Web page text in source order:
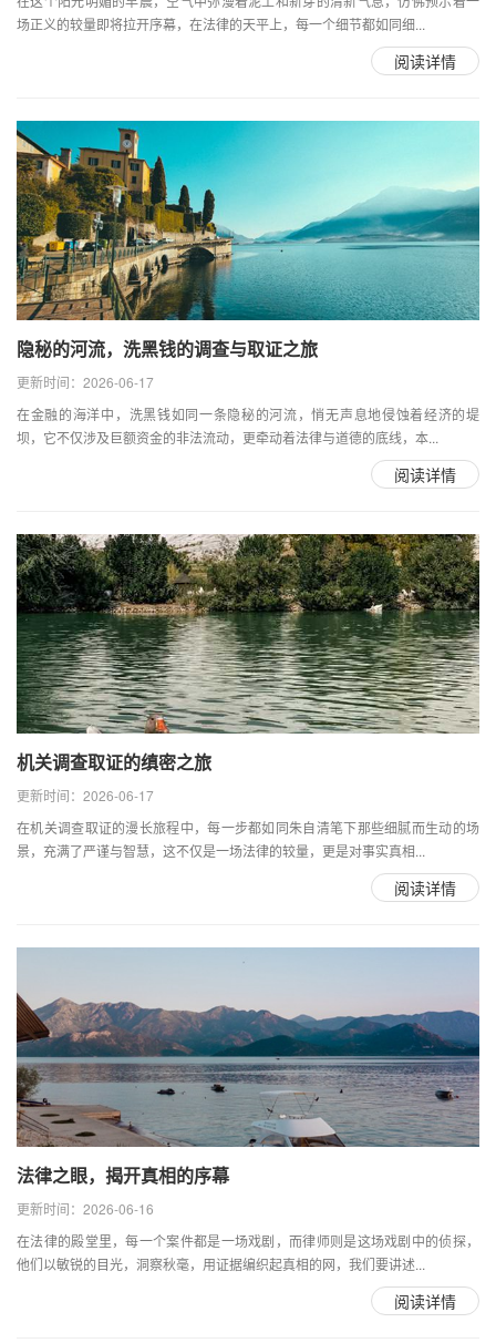
场正义的较量即将拉开序幕，在法律的天平上，每一个细节都如同细...
阅读详情
隐秘的河流，洗黑钱的调查与取证之旅
更新时间：2026-06-17
在金融的海洋中，洗黑钱如同一条隐秘的河流，悄无声息地侵蚀着经济的堤
坝，它不仅涉及巨额资金的非法流动，更牵动着法律与道德的底线，本...
阅读详情
机关调查取证的缜密之旅
更新时间：2026-06-17
在机关调查取证的漫长旅程中，每一步都如同朱自清笔下那些细腻而生动的场
景，充满了严谨与智慧，这不仅是一场法律的较量，更是对事实真相...
阅读详情
法律之眼，揭开真相的序幕
更新时间：2026-06-16
在法律的殿堂里，每一个案件都是一场戏剧，而律师则是这场戏剧中的侦探，
他们以敏锐的目光，洞察秋毫，用证据编织起真相的网，我们要讲述...
阅读详情